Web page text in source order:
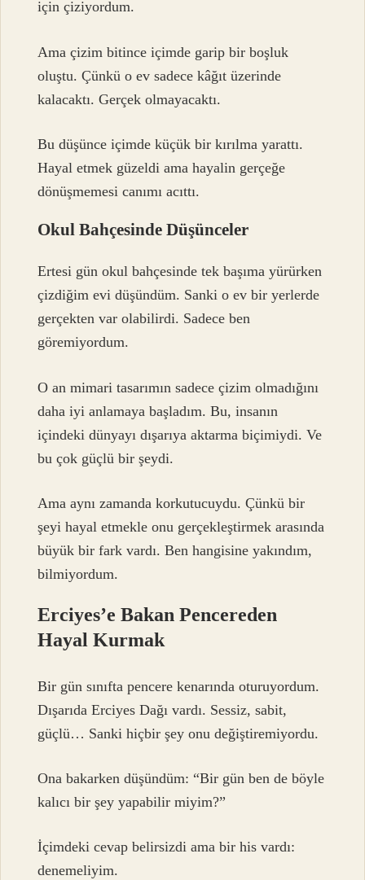
için çiziyordum.
Ama çizim bitince içimde garip bir boşluk
oluştu. Çünkü o ev sadece kâğıt üzerinde
kalacaktı. Gerçek olmayacaktı.
Bu düşünce içimde küçük bir kırılma yarattı.
Hayal etmek güzeldi ama hayalin gerçeğe
dönüşmemesi canımı acıttı.
Okul Bahçesinde Düşünceler
Ertesi gün okul bahçesinde tek başıma yürürken
çizdiğim evi düşündüm. Sanki o ev bir yerlerde
gerçekten var olabilirdi. Sadece ben
göremiyordum.
O an mimari tasarımın sadece çizim olmadığını
daha iyi anlamaya başladım. Bu, insanın
içindeki dünyayı dışarıya aktarma biçimiydi. Ve
bu çok güçlü bir şeydi.
Ama aynı zamanda korkutucuydu. Çünkü bir
şeyi hayal etmekle onu gerçekleştirmek arasında
büyük bir fark vardı. Ben hangisine yakındım,
bilmiyordum.
Erciyes’e Bakan Pencereden
Hayal Kurmak
Bir gün sınıfta pencere kenarında oturuyordum.
Dışarıda Erciyes Dağı vardı. Sessiz, sabit,
güçlü… Sanki hiçbir şey onu değiştiremiyordu.
Ona bakarken düşündüm: “Bir gün ben de böyle
kalıcı bir şey yapabilir miyim?”
İçimdeki cevap belirsizdi ama bir his vardı:
denemeliyim.